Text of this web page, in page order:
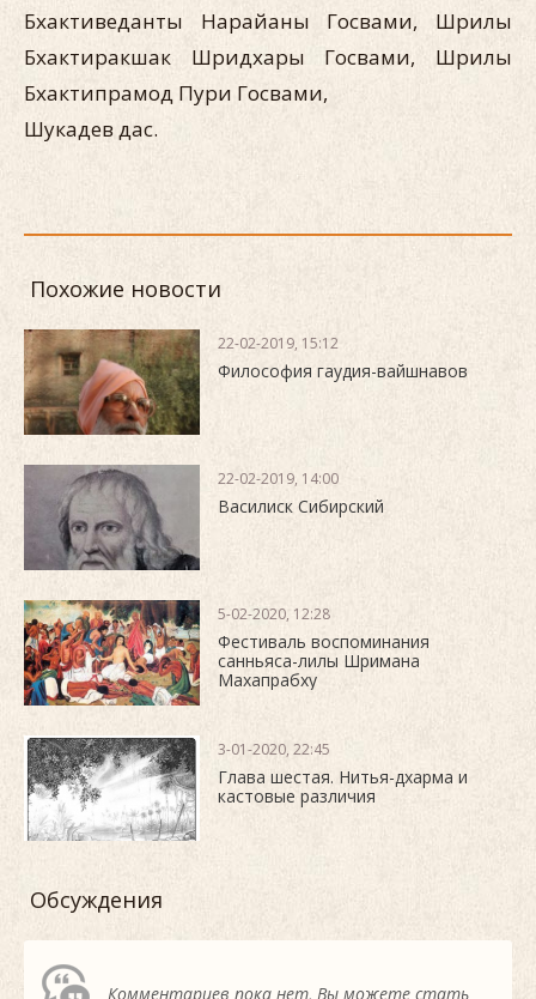
Бхактиведанты Нарайаны Госвами, Шрилы
Бхактиракшак Шридхары Госвами, Шрилы
Бхактипрамод Пури Госвами,
Шукадев дас.
Похожие новости
22-02-2019, 15:12
Философия гаудия-вайшнавов
22-02-2019, 14:00
Василиск Сибирский
5-02-2020, 12:28
Фестиваль воспоминания
санньяса-лилы Шримана
Махапрабху
3-01-2020, 22:45
Глава шестая. Нитья-дхарма и
кастовые различия
Обсуждения
Комментариев пока нет, Вы можете стать